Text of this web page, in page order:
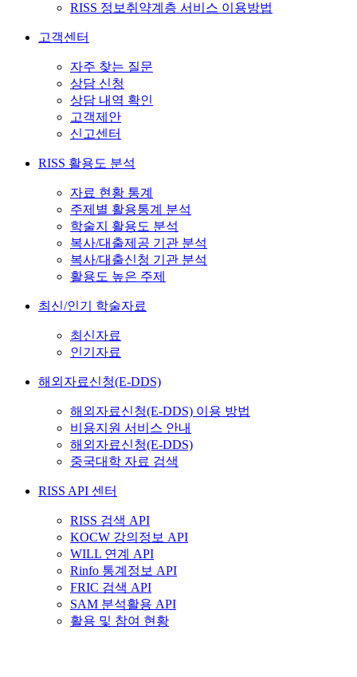
RISS 정보취약계층 서비스 이용방법
고객센터
자주 찾는 질문
상담 신청
상담 내역 확인
고객제안
신고센터
RISS 활용도 분석
자료 현황 통계
주제별 활용통계 분석
학술지 활용도 분석
복사/대출제공 기관 분석
복사/대출신청 기관 분석
활용도 높은 주제
최신/인기 학술자료
최신자료
인기자료
해외자료신청(E-DDS)
해외자료신청(E-DDS) 이용 방법
비용지원 서비스 안내
해외자료신청(E-DDS)
중국대학 자료 검색
RISS API 센터
RISS 검색 API
KOCW 강의정보 API
WILL 연계 API
Rinfo 통계정보 API
FRIC 검색 API
SAM 분석활용 API
활용 및 참여 현황